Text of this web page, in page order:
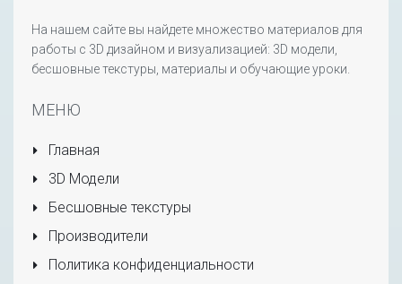
На нашем сайте вы найдете множество материалов для
работы с 3D дизайном и визуализацией: 3D модели,
бесшовные текстуры, материалы и обучающие уроки.
МЕНЮ
Главная
3D Модели
Бесшовные текстуры
Производители
Политика конфиденциальности